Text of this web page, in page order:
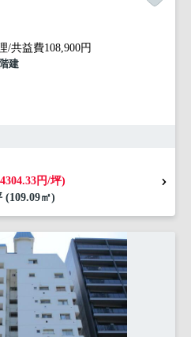
/共益費108,900円
建
円/坪)
(109.09㎡)